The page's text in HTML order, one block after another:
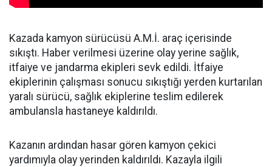
Kazada kamyon sürücüsü A.M.İ. araç içerisinde
sıkıştı. Haber verilmesi üzerine olay yerine sağlık,
itfaiye ve jandarma ekipleri sevk edildi. İtfaiye
ekiplerinin çalışması sonucu sıkıştığı yerden kurtarılan
yaralı sürücü, sağlık ekiplerine teslim edilerek
ambulansla hastaneye kaldırıldı.
Kazanın ardından hasar gören kamyon çekici
yardımıyla olay yerinden kaldırıldı. Kazayla ilgili